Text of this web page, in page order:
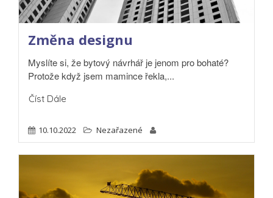
Změna designu
Myslíte si, že bytový návrhář je jenom pro bohaté?
Protože když jsem mamince řekla,...
Číst Dále
10.10.2022 Nezařazené